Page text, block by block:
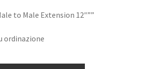
to Male Extension 12″””
ordinazione